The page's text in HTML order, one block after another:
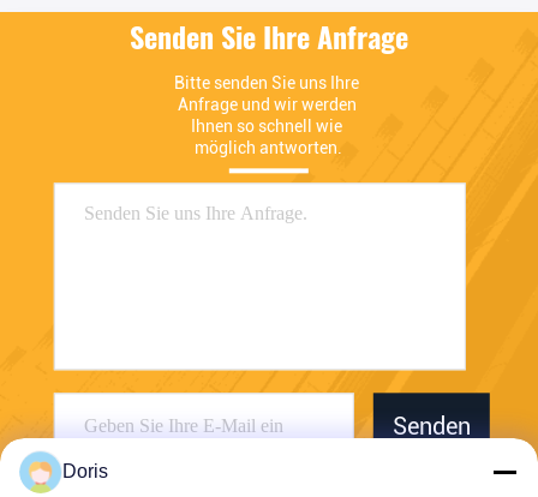
Senden Sie Ihre Anfrage
Bitte senden Sie uns Ihre
Anfrage und wir werden
Ihnen so schnell wie
möglich antworten.
Senden
Doris